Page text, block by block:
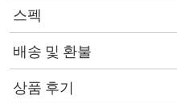
스펙
배송 및 환불
상품 후기